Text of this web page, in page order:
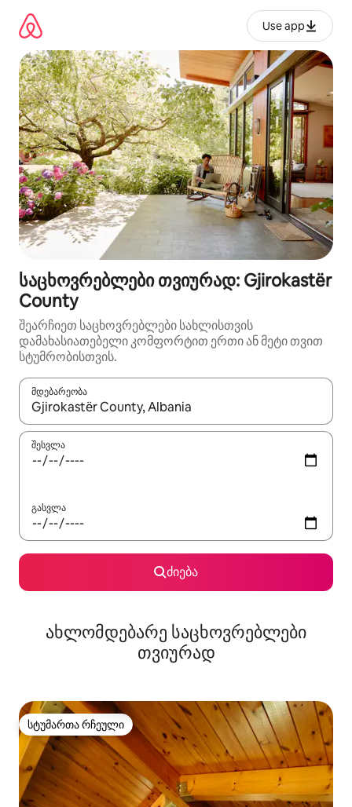
გადასვლა
Use app
საცხოვრებლები თვიურად: Gjirokastër
County
შეარჩიეთ საცხოვრებლები სახლისთვის
დამახასიათებელი კომფორტით ერთი ან მეტი თვით
სტუმრობისთვის.
მდებარეობა
როცა შედეგები ხელმისაწვდომი გახდება, ნავიგაციისთვის
შესვლა
გასვლა
ძიება
ახლომდებარე საცხოვრებლები
თვიურად
სტუმართა რჩეული
სტუმართა რჩეული